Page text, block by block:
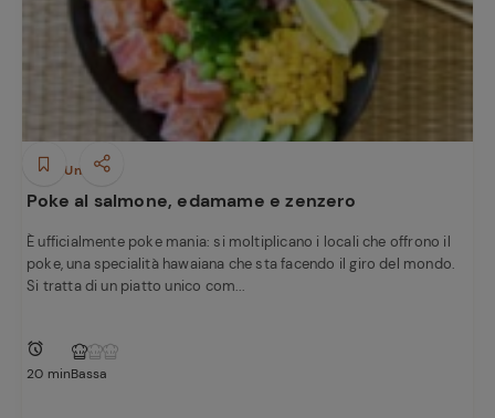
Piatti Unici
Poke al salmone, edamame e zenzero
È ufficialmente poke mania: si moltiplicano i locali che offrono il
poke, una specialità hawaiana che sta facendo il giro del mondo.
Si tratta di un piatto unico com...
20 minBassa
Ricette
preferite